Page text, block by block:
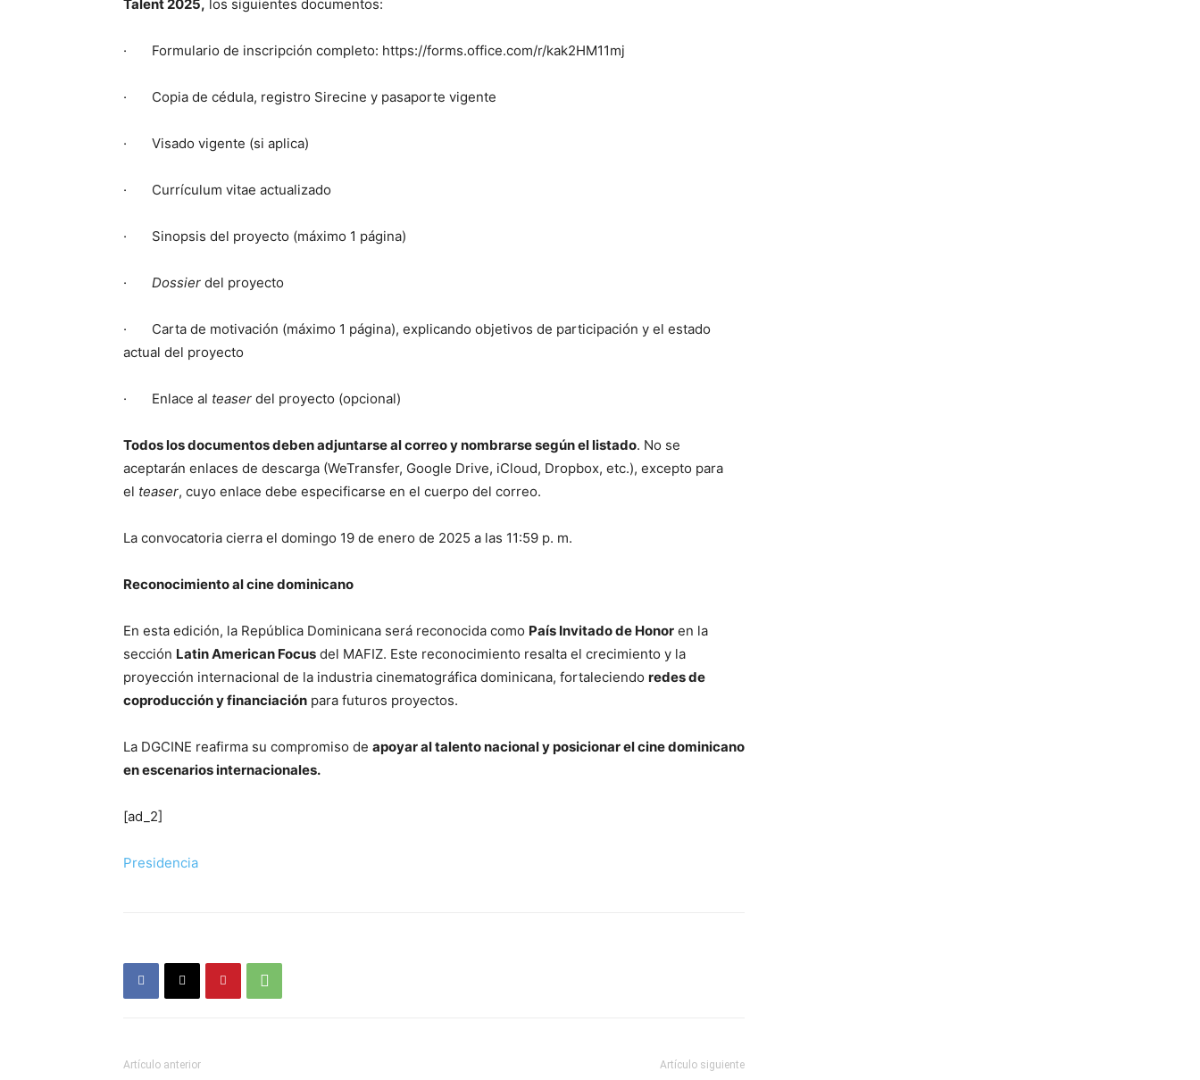
Talent 2025, los siguientes documentos:
· Formulario de inscripción completo: https://forms.office.com/r/kak2HM11mj
· Copia de cédula, registro Sirecine y pasaporte vigente
· Visado vigente (si aplica)
· Currículum vitae actualizado
· Sinopsis del proyecto (máximo 1 página)
· Dossier del proyecto
· Carta de motivación (máximo 1 página), explicando objetivos de participación y el estado
actual del proyecto
· Enlace al teaser del proyecto (opcional)
Todos los documentos deben adjuntarse al correo y nombrarse según el listado. No se
aceptarán enlaces de descarga (WeTransfer, Google Drive, iCloud, Dropbox, etc.), excepto para
el teaser, cuyo enlace debe especificarse en el cuerpo del correo.
La convocatoria cierra el domingo 19 de enero de 2025 a las 11:59 p. m.
Reconocimiento al cine dominicano
En esta edición, la República Dominicana será reconocida como País Invitado de Honor en la
sección Latin American Focus del MAFIZ. Este reconocimiento resalta el crecimiento y la
proyección internacional de la industria cinematográfica dominicana, fortaleciendo redes de
coproducción y financiación para futuros proyectos.
La DGCINE reafirma su compromiso de apoyar al talento nacional y posicionar el cine dominicano
en escenarios internacionales.
[ad_2]
Presidencia
Artículo anterior Artículo siguiente